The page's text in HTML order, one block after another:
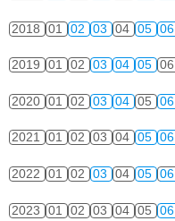
2018 01 02 03 04 05 06
2019 01 02 03 04 05 06
2020 01 02 03 04 05 06
2021 01 02 03 04 05 06
2022 01 02 03 04 05 06
2023 01 02 03 04 05 06